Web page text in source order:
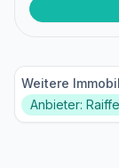
Weitere
Anbieter: